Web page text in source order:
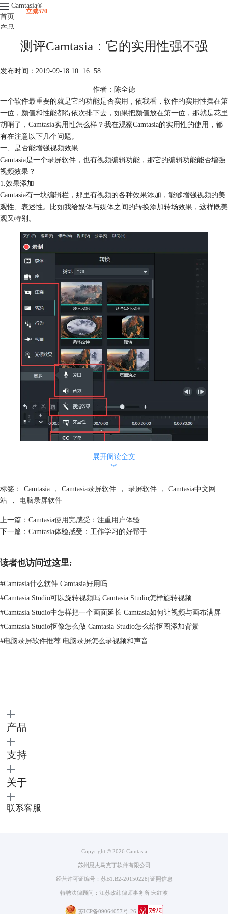
Camtasia®
首页
产品
立减570
视频课程
测评Camtasia：它的实用性强不强
发布时间：2019-09-18 10: 16: 58
作者：陈全德
一个软件最重要的就是它的功能是否实用，依我看，软件的实用性摆在第
一位，颜值和性能都得依次排下去，如果把颜值放在第一位，那就是花里
胡哨了， Camtasia实用性怎么样？我在观察Camtasia的实用性的使用，都
有在注意以下几个问题。
一、是否能增强视频效果
Camtasia是一个录屏软件，也有视频编辑功能，那它的编辑功能能否增强
视频效果？
1.效果添加
Camtasia有一块编辑栏，那里有视频的各种效果添加，能够增强视频的美
观性、表述性。比如我给媒体与媒体之间的转换添加转场效果，这样既美
观又特别。
图片1：图中所圈都是能添加视频效果的功能
而除了Camtasia界面上的各种效果库，我们还能去Techsmith素材网站去下
载各种资产，有动画有音乐有图片，这就不止是编辑视频了，而是达到了
图片2：图中的“库”是资产库
如果有很急的事情，使用软件的过程中又一直卡顿，那就会很拖后腿。而
我使用Camtasia的时候很流畅，虽然打开录制功能的时间相比它的其他功
能久了一些，其他功能都是在点击后的1s内就开启了，但我也是用过不少
的录屏软件，对比其他软件，它打开录屏功能的速度已经算快的了。
2.热键支持，效率提高
Camtasia的热键有很多，但是只需记住最重要的几个就好，而且热键打开
功能又比用鼠标点击要快，更能提高效率。
Camtasia运行流畅，不会出现卡顿的问题，而且还支持热键，这对于用户
工作的顺利和效率都会很有帮助。其他同类的录屏软件，功能没它强，占
展开阅读全文
︾
标签： Camtasia ， Camtasia录屏软件 ， 录屏软件 ，
Camtasia中文网
站
， 电脑录屏软件
上一篇： Camtasia使用完感受：注重用户体验
下一篇： Camtasia体验感受：工作学习的好帮手
读者也访问过这里:
#Camtasia什么软件 Camtasia好用吗
#Camtasia Studio可以旋转视频吗 Camtasia Studio怎样旋转视频
#Camtasia Studio中怎样把一个画面延长 Camtasia如何让视频与画布满屏
#Camtasia Studio抠像怎么做 Camtasia Studio怎么给抠图添加背景
#电脑录屏软件推荐 电脑录屏怎么录视频和声音
产品
支持
关于
联系客服
Copyright © 2026 Camtasia
苏州思杰马克丁软件有限公司
经营许可证编号：苏B1.B2-20150228 证照信息
特聘法律顾问：江苏政纬律师事务所 宋红波
苏ICP备09064057号-26